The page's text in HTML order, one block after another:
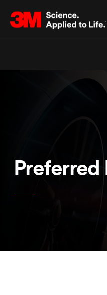
Preferred